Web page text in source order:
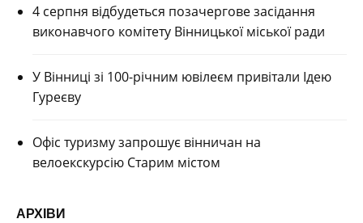
4 серпня відбудеться позачергове засідання
виконавчого комітету Вінницької міської ради
У Вінниці зі 100-річним ювілеєм привітали Ідею
Гуреєву
Офіс туризму запрошує вінничан на
велоекскурсію Старим містом
АРХІВИ